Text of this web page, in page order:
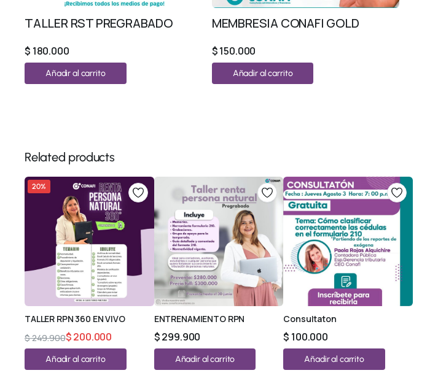
TALLER RST PREGRABADO
$ 180.000
Añadir al carrito
MEMBRESIA CONAFI GOLD
$150.000
Añadir al carrito
Related products
20%
TALLER RPN 360 EN VIVO
$249.900$200.000
Añadir al carrito
ENTRENAMIENTO RPN
$299.900
Añadir al carrito
Consultaton
$ 100.000
Añadir al carrito